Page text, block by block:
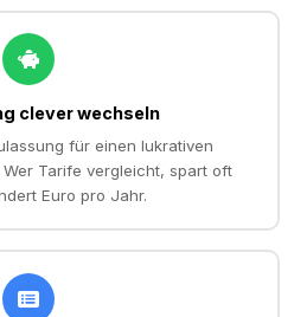
clever wechseln
für einen lukrativen
Tarife vergleicht, spart oft
Euro pro Jahr.